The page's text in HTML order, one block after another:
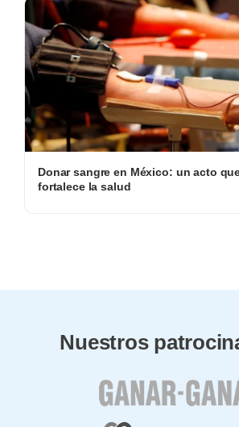
Donar sangre en México: un acto
fortalece la salud
Nuestros